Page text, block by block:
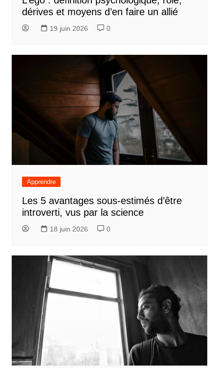
dérives et moyens d’en faire un allié
19 juin 2026 0
Apprendre
Les 5 avantages sous-estimés d’être
introverti, vus par la science
18 juin 2026 0